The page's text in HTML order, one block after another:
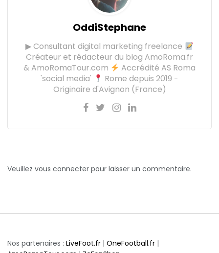
OddiStephane
▶ Consultant digital marketing freelance
Créateur et rédacteur du blog AmoRoma.fr
& AmoRomaTour.com
Accrédité AS Roma
'social media'
Rome depuis 2019 -
Originaire d'Avignon (France)
Veuillez vous connecter pour laisser un commentaire.
Nos partenaires : LiveFoot.fr | OneFootball.fr |